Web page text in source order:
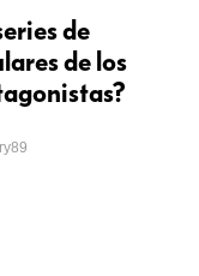
de
de los